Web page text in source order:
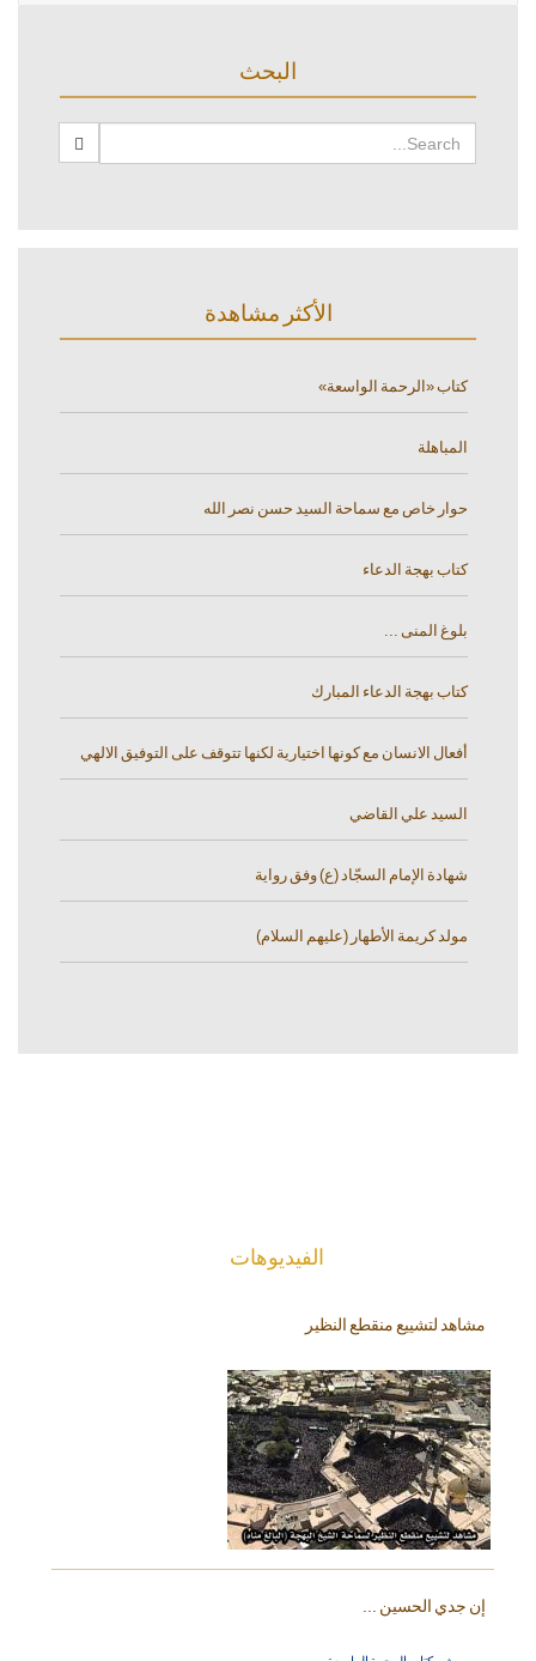
البحث
الأكثر مشاهدة
كتاب «الرحمة الواسعة»
المباهلة
حوار خاص مع سماحة السيد حسن نصر الله
كتاب بهجة الدعاء
بلوغ المنى ...
كتاب بهجة الدعاء المبارك
أفعال الانسان مع كونها اختيارية لكنها تتوقف على التوفيق الالهي
السيد علي القاضي
شهادة الإمام السجّاد (ع) وفق رواية
مولد كريمة الأطهار (عليهم السلام)
الفیدیوهات
مشاهد لتشييع منقطع النظير
إن جدي الحسين ...